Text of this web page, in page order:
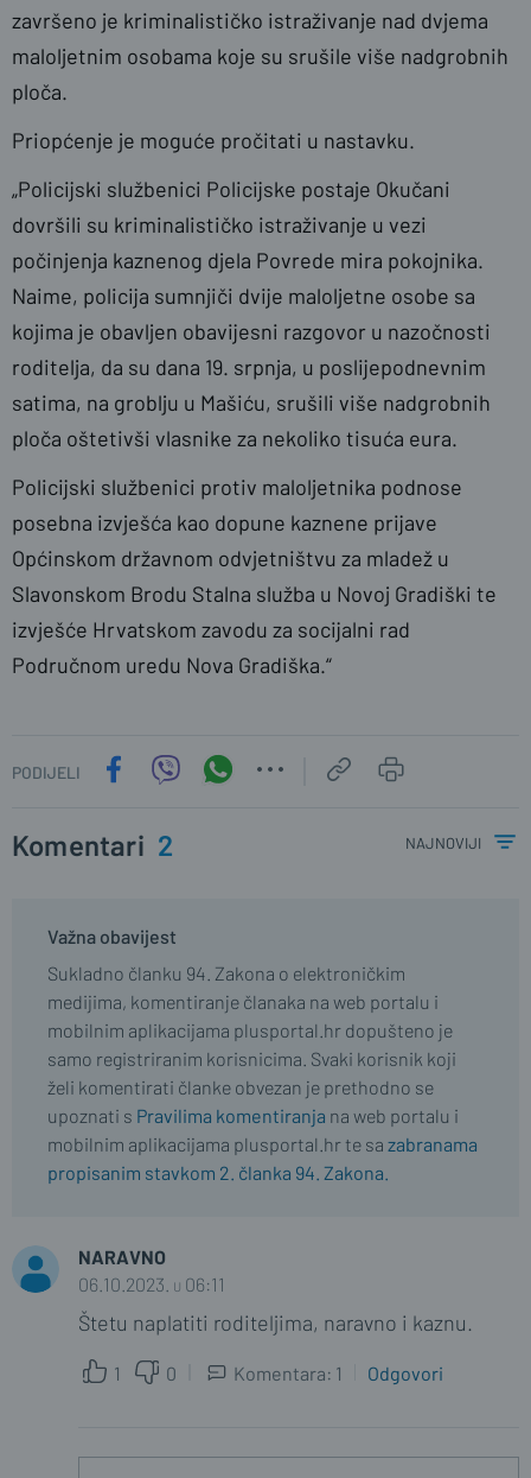
završeno je kriminalističko istraživanje nad dvjema
maloljetnim osobama koje su srušile više nadgrobnih
ploča.
Priopćenje je moguće pročitati u nastavku.
„Policijski službenici Policijske postaje Okučani
dovršili su kriminalističko istraživanje u vezi
počinjenja kaznenog djela Povrede mira pokojnika.
Naime, policija sumnjiči dvije maloljetne osobe sa
kojima je obavljen obavijesni razgovor u nazočnosti
roditelja, da su dana 19. srpnja, u poslijepodnevnim
satima, na groblju u Mašiću, srušili više nadgrobnih
ploča oštetivši vlasnike za nekoliko tisuća eura.
Policijski službenici protiv maloljetnika podnose
posebna izvješća kao dopune kaznene prijave
Općinskom državnom odvjetništvu za mladež u
Slavonskom Brodu Stalna služba u Novoj Gradiški te
izvješće Hrvatskom zavodu za socijalni rad
Područnom uredu Nova Gradiška.“
PODIJELI
Komentari 2 najnoviji
Važna obavijest
Sukladno članku 94. Zakona o elektroničkim
medijima, komentiranje članaka na web portalu i
mobilnim aplikacijama plusportal.hr dopušteno je
samo registriranim korisnicima. Svaki korisnik koji
želi komentirati članke obvezan je prethodno se
upoznati s Pravilima komentiranja na web portalu i
mobilnim aplikacijama plusportal.hr te sa zabranama
propisanim stavkom 2. članka 94. Zakona.
NARAVNO
06.10.2023. u 06:11
Štetu naplatiti roditeljima, naravno i kaznu.
1 0 Komentara: 1 Odgovori
07.10.2023. u 08:36